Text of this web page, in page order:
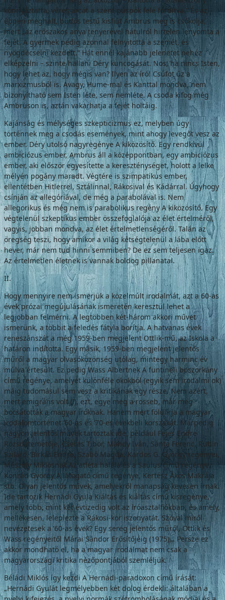
könnyáz­tatta, véres arcát a szent püspök felé fordít­va.” És az
éppen meghalt, büdös testű kisfiút Ambrus meg is csókolja,
mert „az erőszakos anya tenyerével hátulról hirtelen lenyomta a
fejét. A gyermek pedig azonnal felnyitotta a szemét, és
nyögdécselni kezdett.” Hát ennél kajánabb jelenetet nehéz
elképzelni – szin­te hallani Déry kuncogását. Nos, ha nincs Isten,
hogy lehet az, hogy mégis van? Ilyen az író! Csúfot űz a
marxizmusból is. Avagy, Hume-mal és Kanttal mondva, nem
bizo­nyítható sem Isten léte, sem nemléte. A cso­da kifog még
Ambruson is, aztán vakarhatja a fejét holtáig.
Kajánság és mélységes szkepticizmus ez, melyben úgy
történnek meg a csodás ese­mények, mint ahogy levegőt vesz az
ember. Déry utolsó nagyregénye A kiközösítő. Egy rendkívül
ambiciózus ember, Ambrus áll a középpontban, egy ambiciózus
ember, aki először egyesítette a kereszténységet, holott a lelke
mélyén pogány maradt. Végtére is szim­patikus ember,
ellentétben Hitlerrel, Sztálin­nal, Rákosival és Kádárral. Úgyhogy
csínján az allegóriával, de még a parabolával is. Nem
allegorikus és még nem is parabolikus regény A kiközösítő. Egy
végtelenül szkeptikus ember összefoglalója az élet értelméről,
vagyis, job­ban mondva, az élet értelmetlenségéről. Talán az
öregség teszi, hogy amikor a világ kétség­telenül a lába előtt
hever, már nem tud hinni semmiben? De ez sem teljesen igaz.
Az értel­metlen életnek is vannak boldog pillanatai.
II.
Hogy mennyire nem ismerjük a közelmúlt irodalmát, azt a 60-as
évek prózai megújulá­sának ismeretén keresztül lehet a
legjobban felmérni. A legtöbben két-három akkori mű­vet
ismerünk, a többit a feledés fátyla borítja. A hatvanas évek
reneszánszát a még 1959-ben megjelent Ottlik-mű, az Iskola a
határon in­dította. Egy másik, 1959-ben megjelent jelen­tős
műről a magyar olvasóközönség utólag, mintegy harminc év
múlva értesült. Ez pedig Wass Albertnek A funtineli boszorkány
című regénye, amelyet különféle okokból (egyik sem irodalmi ok)
máig tudomásul sem vesz a kritikának egy része. Nem azért,
mert emig­ráns volt (!), ezt, egye meg a rosseb, már meg­
bocsátották a magyar íróknak. Hanem mert fölülírja a magyar
irodalomtörténet ’60-as és ’70-es évekbeli korszakát. Márpedig
nagyon jelentős művek tartoztak ide, például Fejes Endre
Rozsdatemetője, Cseres Tibor, Mán­dy Iván, Sánta Ferenc, Rubin
Szilárd, Birkás Endre, Szabó Magda, Kardos G. György regé­nyei,
Mészöly Miklósnak Az atléta halála és a Saulus című regénye,
Konrád György A láto­gató című regénye, Kertész Ákos Makrája
stb. Olyan jelentős művek, amelyekről manapság kevesen írnak.
Ide tartozik Hernádi Gyu­la Kiáltás és kiáltás című kisregénye,
amely több, mint két évtizedig volt az íróasztalfiók­ban, és amely,
mellékesen, leleplezte a Ráko­si-kor iszonyatát. Szóval miről
nevezetesek a ’60-as évek? Egy sereg jelentős műről, Ottlik és
Wass regényeitől Márai Sándor Erősítőjéig (1975)… Persze ez
akkor mondható el, ha a magyar irodalmat nem csak a
magyarországi kritika nézőpontjából szemléljük.
Béládi Miklós így kezdi A Hernádi-para­doxon című írását:
„Hernádi Gyulát legmé­lyebben két dolog érdekli: általában a